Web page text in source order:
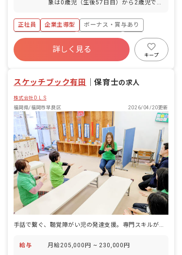
象は0歳児（生後57日目）から2歳児で
交換、着替え・食事の補助 ・保護者対応
・環境整備 ・帳票作成 ■園児年齢層：0
～2歳児
正社員 企業主導型
ボーナス・賞与あり
年間休日120日以上
社会保険完備
福利厚生充実
残業少なめ
昇給昇進あり
詳しく見る
キープ
スケッチブック有田 ｜保育士の求人
株式会社D.L.S
福岡県/福岡市早良区
2026/04/20更新
手話で繋ぐ、聴覚障がい児の発達支援。専門スキルが活かせる職場。
給与 月給205,000円 ~ 230,000円